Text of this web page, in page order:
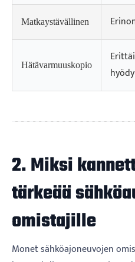
Matkaystävällinen
Hätävarmuuskopio
2. Miksi
tärkeää
omistajille
Monet sähköajoneuvojen